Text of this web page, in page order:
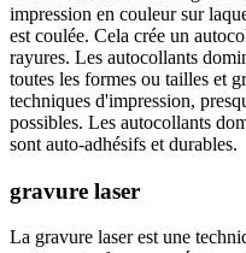
impression en couleur sur
est coulée. Cela crée un
rayures. Les autocollants
toutes les formes ou tailles et
techniques d'impression,
possibles. Les autocollants
sont auto-adhésifs et durables.
gravure laser
La gravure laser est une